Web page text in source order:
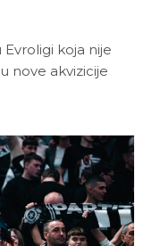
koja nije
nove akvizicije